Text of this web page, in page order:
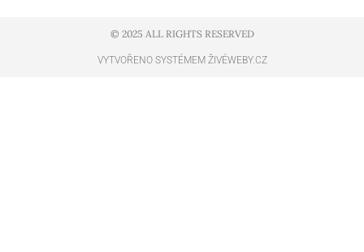
© 2025 ALL RIGHTS RESERVED​
VYTVOŘENO SYSTÉMEM ŽIVÉWEBY.CZ